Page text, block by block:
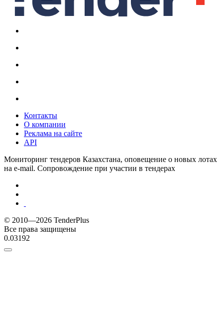
Контакты
О компании
Реклама на сайте
API
Мониторинг тендеров Казахстана, оповещение о новых лотах
на e-mail. Сопровождение при участии в тендерах
© 2010—2026 TenderPlus
Все права защищены
0.03192